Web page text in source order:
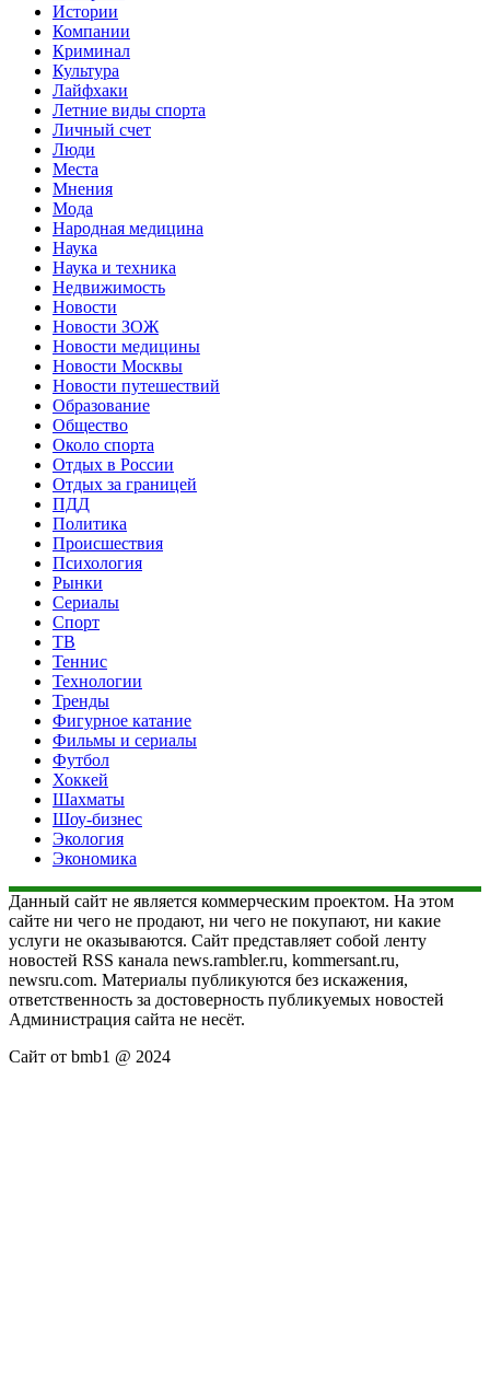
Истории
Компании
Криминал
Культура
Лайфхаки
Летние виды спорта
Личный счет
Люди
Места
Мнения
Мода
Народная медицина
Наука
Наука и техника
Недвижимость
Новости
Новости ЗОЖ
Новости медицины
Новости Москвы
Новости путешествий
Образование
Общество
Около спорта
Отдых в России
Отдых за границей
ПДД
Политика
Происшествия
Психология
Рынки
Сериалы
Спорт
ТВ
Теннис
Технологии
Тренды
Фигурное катание
Фильмы и сериалы
Футбол
Хоккей
Шахматы
Шоу-бизнес
Экология
Экономика
Данный сайт не является коммерческим проектом. На этом
сайте ни чего не продают, ни чего не покупают, ни какие
услуги не оказываются. Сайт представляет собой ленту
новостей RSS канала news.rambler.ru, kommersant.ru,
newsru.com. Материалы публикуются без искажения,
ответственность за достоверность публикуемых новостей
Администрация сайта не несёт.
Сайт от bmb1 @ 2024